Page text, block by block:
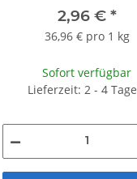
2,96 € *
36,96 € pro 1 kg
Sofort verfügbar
Lieferzeit: 2 - 4 Tage